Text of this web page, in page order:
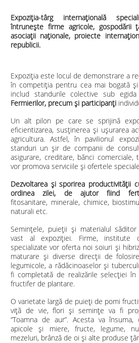
Expoziţia-târg internaţională
întrunește firme agricole, gospodării
asociaţii naţionale, proiecte
republicii.
Expoziția este locul de demonstrare a
în competiția pentru cea mai bogată
includ standurile colective sub egida
Fermierilor, precum și participanți
Un alt pilon pe care se sprijină
eficientizarea, susținerea și ușurarea
agricultura. Astfel, în pavilionul
standuri un șir de companii de
asigurare, creditare, bănci
vor promova serviciile și ofertele
Dezvoltarea și sporirea productivității
ordinea zilei, de ajutor fiind
fitosanitare, minerale, chimice,
naturali etc.
Seminţele, puieţii şi materialul
vast al expoziţiei. Firme, institute
specializate vor oferta noi soiuri şi
maturare şi diverse direcţii de
legumicole, a rădăcinoaselor şi
fi completată de realizările selecţiei în
fructifer de plantare.
O varietate largă de puieţi de pomi
viţă de vie, flori şi seminţe va fi
“Toamna de aur”. Acesta va
apicole și miere, fructe, legume,
mezeluri, brânză de oi și alte produse